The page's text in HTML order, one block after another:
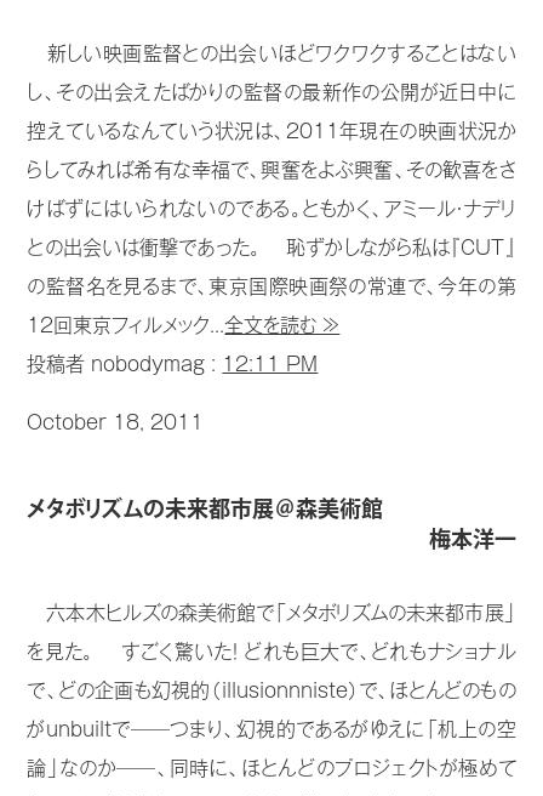
新しい映画監督との出会いほどワクワクすることはない
し、その出会えたばかりの監督の最新作の公開が近日中に
控えているなんていう状況は、2011年現在の映画状況か
らしてみれば希有な幸福で、興奮をよぶ興奮、その歓喜をさ
けばずにはいられないのである。ともかく、アミール・ナデリ
との出会いは衝撃であった。 恥ずかしながら私は『CUT』
の監督名を見るまで、東京国際映画祭の常連で、今年の第
12回東京フィルメック...全文を読む ≫
投稿者 nobodymag : 12:11 PM
October 18, 2011
メタボリズムの未来都市展＠森美術館
梅本洋一
六本木ヒルズの森美術館で「メタボリズムの未来都市展」
を見た。 すごく驚いた！ どれも巨大で、どれもナショナル
で、どの企画も幻視的（illusionnniste）で、ほとんどのもの
がunbuiltで──つまり、幻視的であるがゆえに「机上の空
論」なのか──、同時に、ほとんどのプロジェクトが極めて